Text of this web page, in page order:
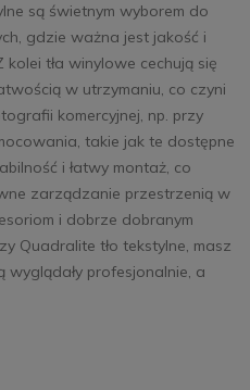
są świetnym wyborem do
gdzie ważna jest jakość i
tła winylowe cechują się
w utrzymaniu, co czyni
komercyjnej, np. przy
takie jak te dostępne
i łatwy montaż, co
zarządzanie przestrzenią w
i dobrze dobranym
Quadralite tło tekstylne, masz
wyglądały profesjonalnie, a